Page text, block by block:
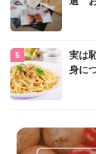
実は
身に